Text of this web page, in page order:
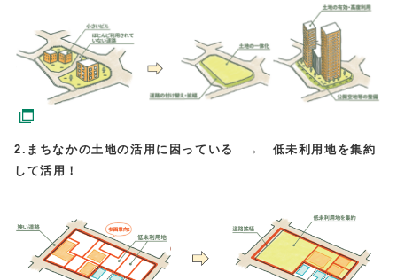
2.まちなかの土地の活用に困っている → 低未利用地を集約
して活用！